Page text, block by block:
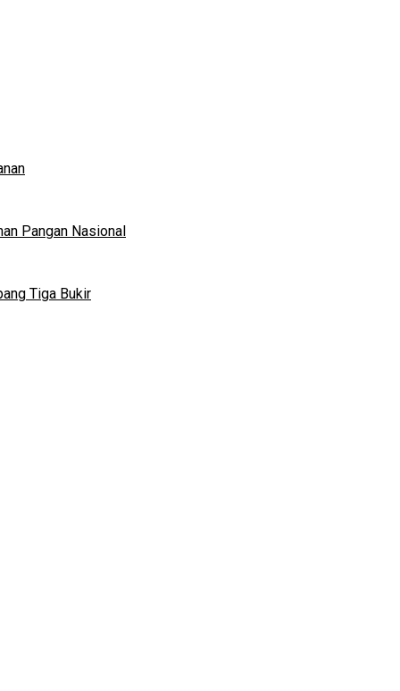
Pangan Nasional
Tiga Bukir